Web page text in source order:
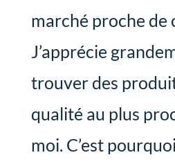
marché proche de
J’apprécie
trouver des
qualité au plus
moi. C’est